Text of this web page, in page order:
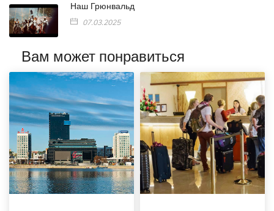
Наш Грюнвальд
07.03.2025
Вам может понравиться